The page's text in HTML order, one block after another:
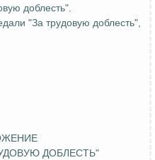
доблесть".
"За трудовую доблесть",
ДОБЛЕСТЬ"